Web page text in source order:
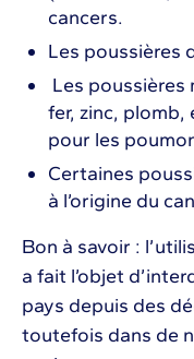
cancers.
Les poussières
Les poussières
fer, zinc,
pour les
Certaines
à l’origine du
Bon à savoir :
a fait l’objet
pays depuis des
toutefois dans de